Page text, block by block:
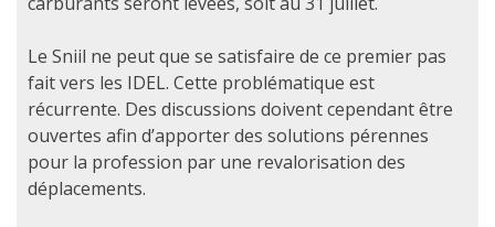
Le Sniil ne peut que se satisfaire de ce premier pas
fait vers les IDEL. Cette problématique est
récurrente. Des discussions doivent cependant être
ouvertes afin d’apporter des solutions pérennes
pour la profession par une revalorisation des
déplacements.